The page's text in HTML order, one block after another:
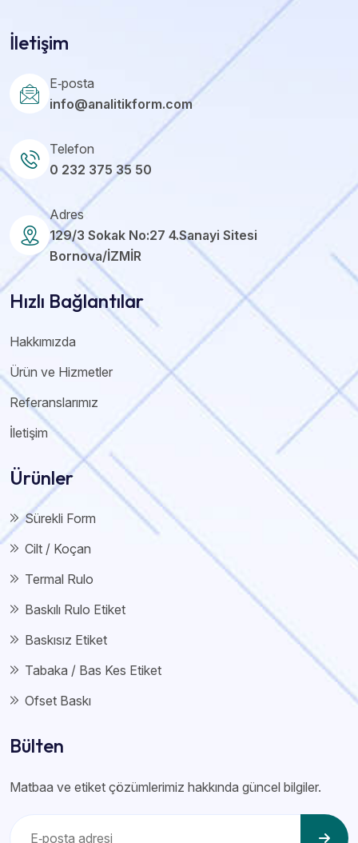
İletişim
E‑posta
info@analitikform.com
Telefon
0 232 375 35 50
Adres
129/3 Sokak No:27 4.Sanayi Sitesi
Bornova/İZMİR
Hızlı Bağlantılar
Hakkımızda
Ürün ve Hizmetler
Referanslarımız
İletişim
Ürünler
Sürekli Form
Cilt / Koçan
Termal Rulo
Baskılı Rulo Etiket
Baskısız Etiket
Tabaka / Bas Kes Etiket
Ofset Baskı
Bülten
Matbaa ve etiket çözümlerimiz hakkında güncel bilgiler.